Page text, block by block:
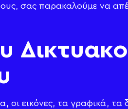
σας παρακαλούμε να
οι εικόνες, τα γραφικά, τα